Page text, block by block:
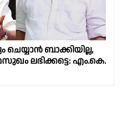
ബാക്കിയില്ല,
ലഭിക്കട്ടെ: എം.കെ.